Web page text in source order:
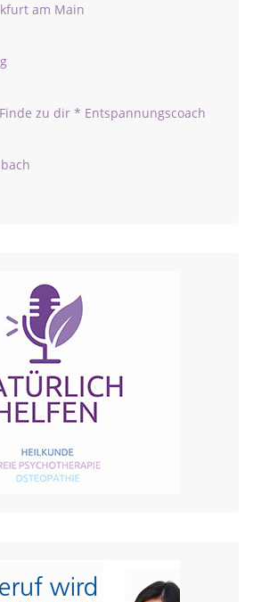
am Main
zu dir * Entspannungscoach